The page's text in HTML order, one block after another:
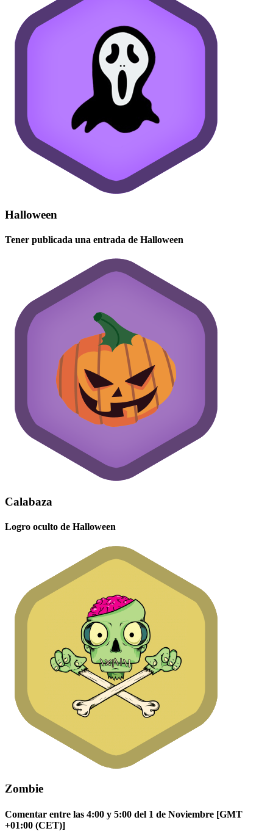
Halloween
Tener publicada una entrada de Halloween
Calabaza
Logro oculto de Halloween
Zombie
Comentar entre las 4:00 y 5:00 del 1 de Noviembre [GMT
+01:00 (CET)]